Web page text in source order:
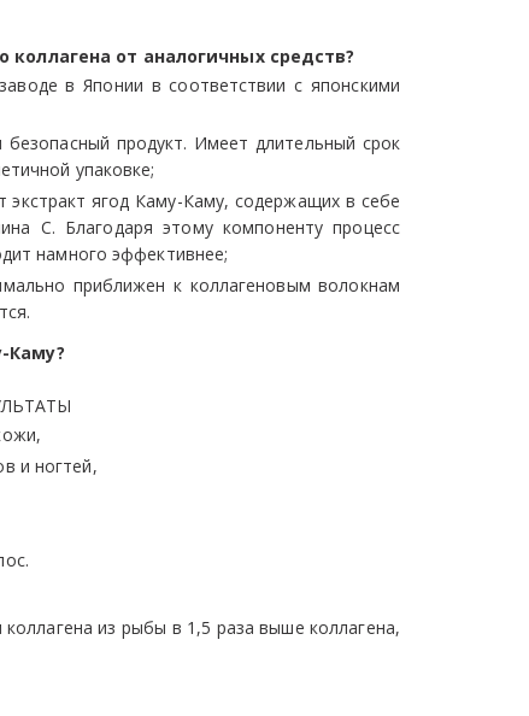
коллагена от аналогичных средств?
в Японии в соответствии с японскими
продукт. Имеет длительный срок
упаковке;
экстракт ягод Каму-Каму, содержащих в себе
С. Благодаря этому компоненту процесс
намного эффективнее;
приближен к коллагеновым волокнам
Каму?
и ногтей,
из рыбы в 1,5 раза выше коллагена,